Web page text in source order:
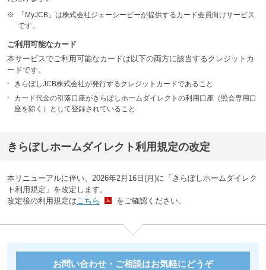
※
「MyJCB」は株式会社ジェーシービーが提供するカード会員向けサービス
です。
ご利用可能なカード
本サービスでご利用可能なカードは以下の両方に該当するクレジットカ
ードです。
きらぼしJCB株式会社が発行するクレジットカードであること
カード代金の引落口座がきらぼしホームダイレクトの利用口座（照会専用口
座を除く）として登録されていること
きらぼしホームダイレクト利用規定の改定
本リニューアルに伴い、2026年2月16日(月)に「きらぼしホームダイレク
ト利用規定」を改定します。
改定後の利用規定はこちら をご確認ください。
お問い合わせ・ご相談はお気軽にどうぞ